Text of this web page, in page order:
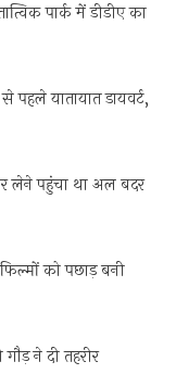
पार्क में डीडीए का
पहले यातायात डायवर्ट,
लेने पहुंचा था अल बदर
को पछाड़ बनी
ने दी तहरीर